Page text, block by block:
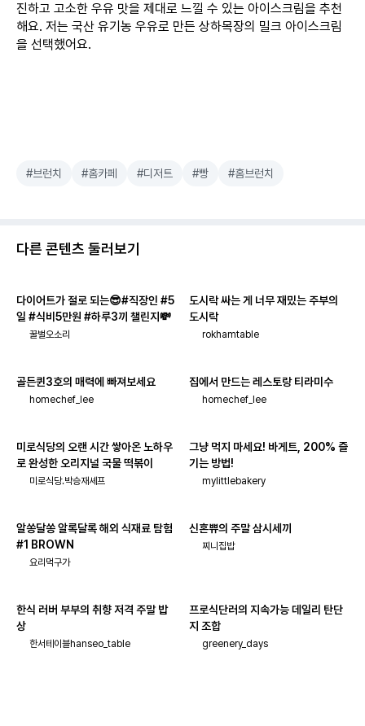
진하고 고소한 우유 맛을 제대로 느낄 수 있는 아이스크림을 추천
해요. 저는 국산 유기농 우유로 만든 상하목장의 밀크 아이스크림
을 선택했어요.
#브런치 #홈카페 #디저트 #빵 #홈브런치
다른 콘텐츠 둘러보기
다이어트가 절로 되는😎#직장인 #5
일 #식비5만원 #하루3끼 챌린지💸
꿀벌오소리
도시락 싸는 게 너무 재밌는 주부의
도시락
rokhamtable
골든퀸3호의 매력에 빠져보세요
homechef_lee
집에서 만드는 레스토랑 티라미수
homechef_lee
미로식당의 오랜 시간 쌓아온 노하우
로 완성한 오리지널 국물 떡볶이
미로식당.박승재셰프
그냥 먹지 마세요! 바게트, 200% 즐
기는 방법!
mylittlebakery
알쏭달쏭 알록달록 해외 식재료 탐험
#1 BROWN
요리먹구가
신혼쀼의 주말 삼시세끼
찌니집밥
한식 러버 부부의 취향 저격 주말 밥
상
한서테이블hanseo_table
프로식단러의 지속가능 데일리 탄단
지 조합
greenery_days